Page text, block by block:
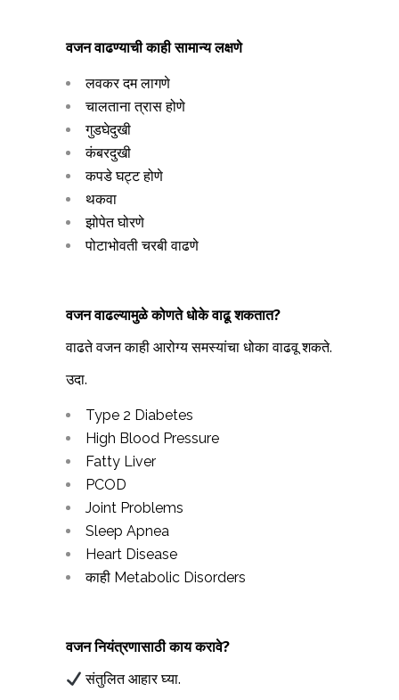
वजन वाढण्याची काही सामान्य लक्षणे
लवकर दम लागणे
चालताना त्रास होणे
गुडघेदुखी
कंबरदुखी
कपडे घट्ट होणे
थकवा
झोपेत घोरणे
पोटाभोवती चरबी वाढणे
वजन वाढल्यामुळे कोणते धोके वाढू शकतात?
वाढते वजन काही आरोग्य समस्यांचा धोका वाढवू शकते.
उदा.
Type 2 Diabetes
High Blood Pressure
Fatty Liver
PCOD
Joint Problems
Sleep Apnea
Heart Disease
काही Metabolic Disorders
वजन नियंत्रणासाठी काय करावे?
संतुलित आहार घ्या.